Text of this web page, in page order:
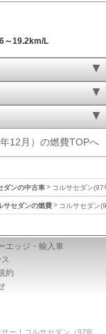
～19.2km/L
12月）の燃費TOPへ
ダンの中古車 コルサセダン
サセダンの燃費 コルサセダン
エッジ・輸入車
約
ー！コルサセダン（97年